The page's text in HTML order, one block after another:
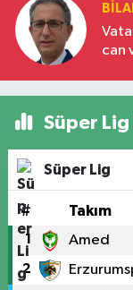
can
Süper
Süper Lig
# Takım
1 Amed
2